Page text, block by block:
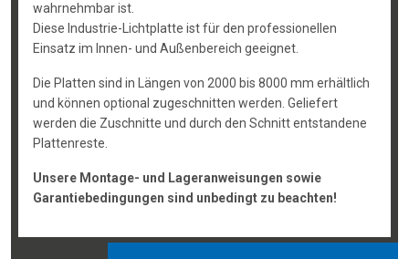
wahrnehmbar ist.
Diese Industrie-Lichtplatte ist für den professionellen
Einsatz im Innen- und Außenbereich geeignet.
Die Platten sind in Längen von 2000 bis 8000 mm erhältlich
und können optional zugeschnitten werden. Geliefert
werden die Zuschnitte und durch den Schnitt entstandene
Plattenreste.
Unsere Montage- und Lageranweisungen sowie
Garantiebedingungen sind unbedingt zu beachten!